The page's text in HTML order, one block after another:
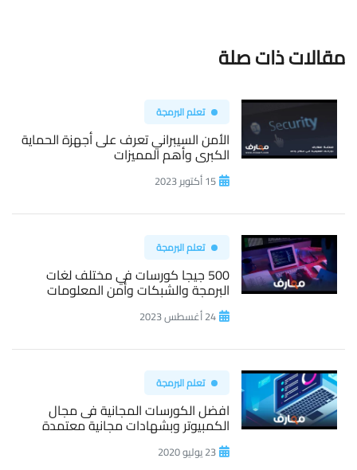
مقالات ذات صلة
تعلم البرمجة
الأمن السيبراني تعرف على أجهزة الحماية
الكبرى وأهم المميزات
15 أكتوبر 2023
تعلم البرمجة
500 جيجا كورسات في مختلف لغات
البرمجة والشبكات وأمن المعلومات
24 أغسطس 2023
تعلم البرمجة
افضل الكورسات المجانية فى مجال
الكمبيوتر وبشهادات مجانية معتمدة
23 يوليو 2020